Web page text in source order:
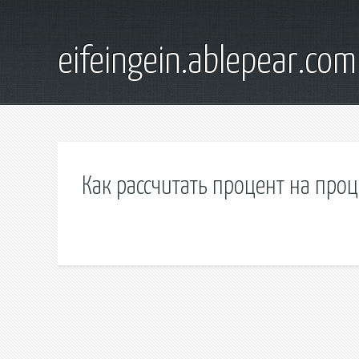
eifeingein.ablepear.com
Как рассчитать процент на